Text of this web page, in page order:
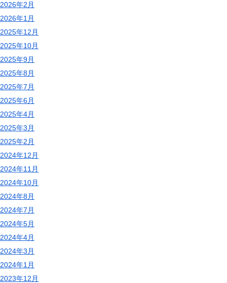
2026年2月
2026年1月
2025年12月
2025年10月
2025年9月
2025年8月
2025年7月
2025年6月
2025年4月
2025年3月
2025年2月
2024年12月
2024年11月
2024年10月
2024年8月
2024年7月
2024年5月
2024年4月
2024年3月
2024年1月
2023年12月